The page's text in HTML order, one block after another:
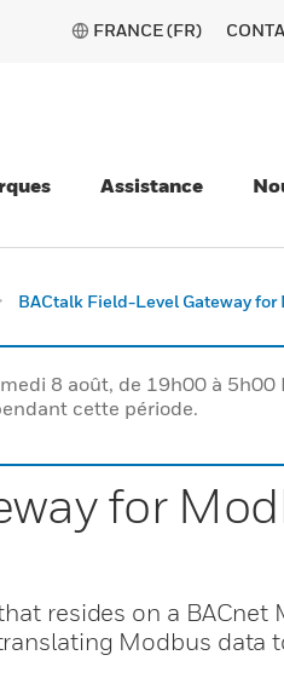
FRANCE (FR)
Assistance
BACtalk Field-Level Gateway for
8 août, de 19h00 à
cette période.
for
resides on a BACnet
Modbus data